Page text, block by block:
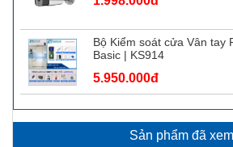
Bộ Kiểm soát cửa Vân tay
Basic | KS914
5.950.000đ
Sản phẩm đã xem